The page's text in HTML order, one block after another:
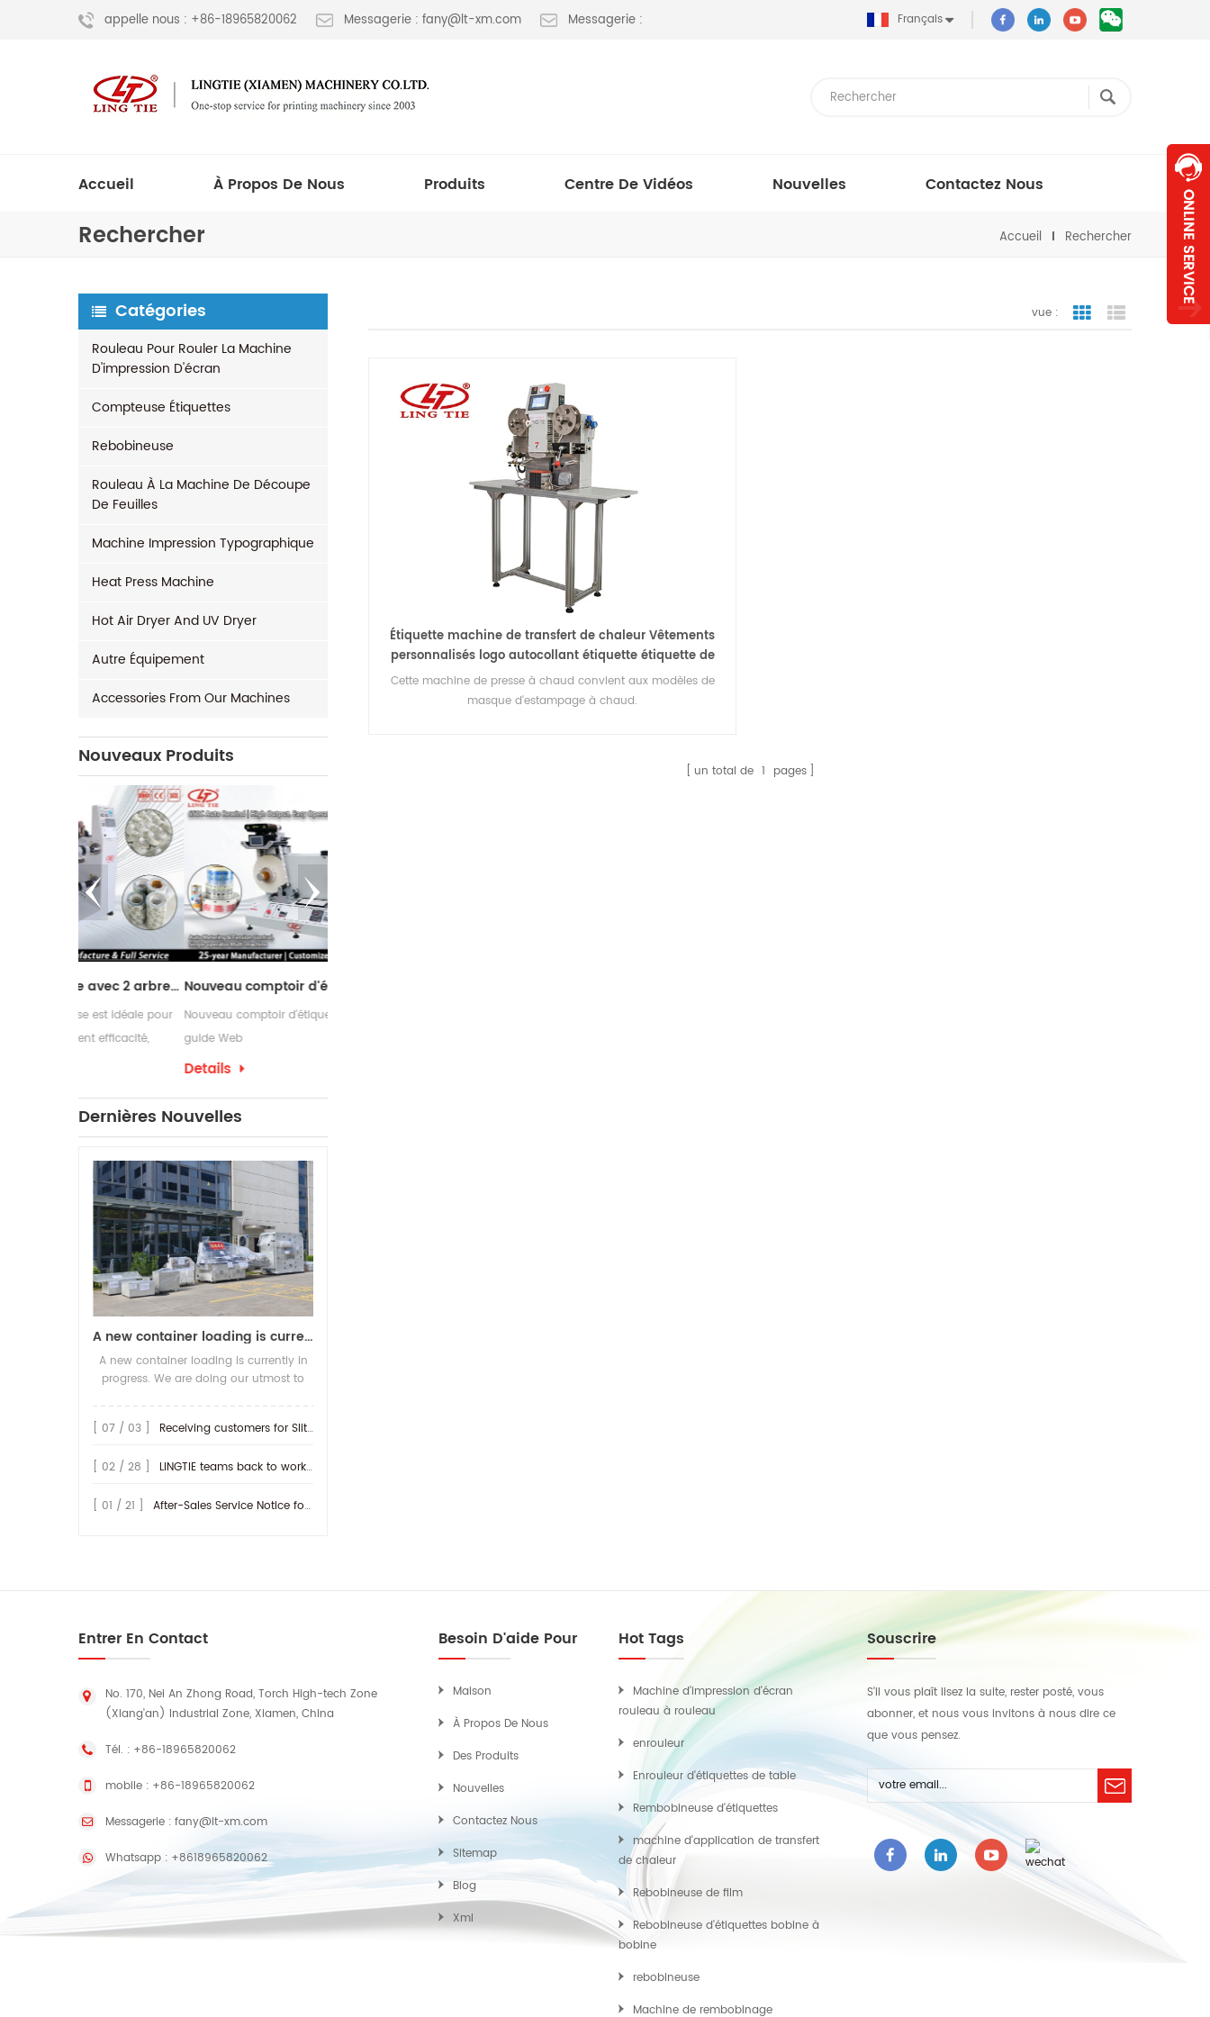
appelle nous : +86-18965820062 Messagerie : fany@lt-xm.com Messagerie : Français
Accueil À Propos De Nous Produits Centre De Vidéos Nouvelles Contactez Nous
Rechercher Accueil Rechercher
Catégories
Rouleau Pour Rouler La Machine
D'impression D'écran
Compteuse Étiquettes
Rebobineuse
Rouleau À La Machine De Découpe
De Feuilles
Machine Impression Typographique
Heat Press Machine
Hot Air Dryer And UV Dryer
Autre Équipement
Accessories From Our Machines
Nouveaux Produits
Machine de refendage avec 2 arbres de rembobinage
idéale pour
Nouveau comptoir d'étiquettes design avec guide Web
Nouveau comptoir d'étiquettes design avec
guide Web
Dernières Nouvelles
A new container loading is currently in progress.
A new container loading is currently in
progress. We are doing our utmost to
earliest possible time.
[ 07 / 03 ] Receiving customers for Slitting machine with differential Slip Shaft
[ 02 / 28 ] LINGTIE teams back to work at Feb.25th.
[ 01 / 21 ] After-Sales Service Notice for Turkey Region
vue : vue de la grille
vue de liste
Étiquette machine de transfert de chaleur Vêtements
personnalisés logo autocollant étiquette étiquette de
transfert de chaleur pour t-shirts chaussettes gants
Cette machine de presse à chaud convient aux modèles de
masque d'estampage à chaud.
un total de 1 pages
Entrer En Contact
No. 170, Nei An Zhong Road, Torch High-tech Zone
(Xiang'an) Industrial Zone, Xiamen, China
Tél. : +86-18965820062
mobile : +86-18965820062
Messagerie : fany@lt-xm.com
Whatsapp : +8618965820062
Besoin D'aide Pour
Maison
À Propos De Nous
Des Produits
Nouvelles
Contactez Nous
Sitemap
Blog
Xml
Hot Tags
Machine d'impression d'écran
rouleau à rouleau
enrouleur
Enrouleur d'étiquettes de table
Rembobineuse d'étiquettes
machine d'application de transfert
de chaleur
Rebobineuse de film
Rebobineuse d'étiquettes bobine à
bobine
rebobineuse
Machine de rembobinage
Souscrire
S'il vous plaît lisez la suite, rester posté, vous
abonner, et nous vous invitons à nous dire ce
que vous pensez.